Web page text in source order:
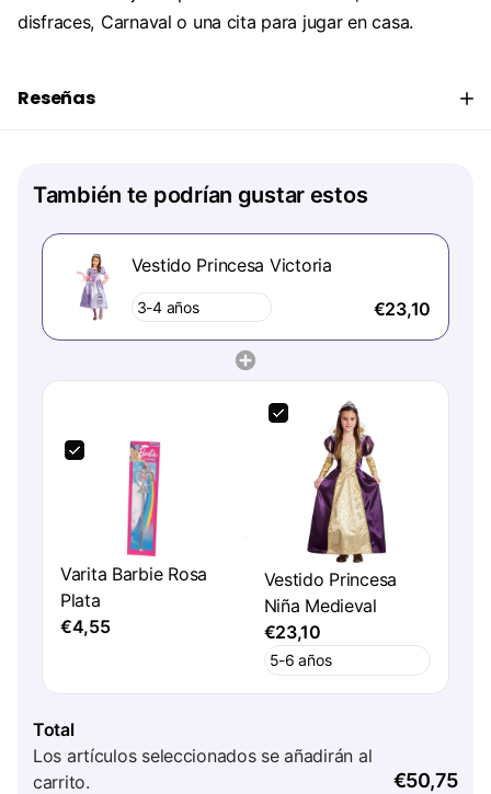
disfraces, Carnaval o una cita para jugar en casa.
Reseñas
También te podrían gustar estos
Vestido Princesa Victoria
€23,10
Varita Barbie Rosa
Plata
€4,55
Vestido Princesa
Niña Medieval
€23,10
Total
Los artículos seleccionados se añadirán al
carrito.
€50,75